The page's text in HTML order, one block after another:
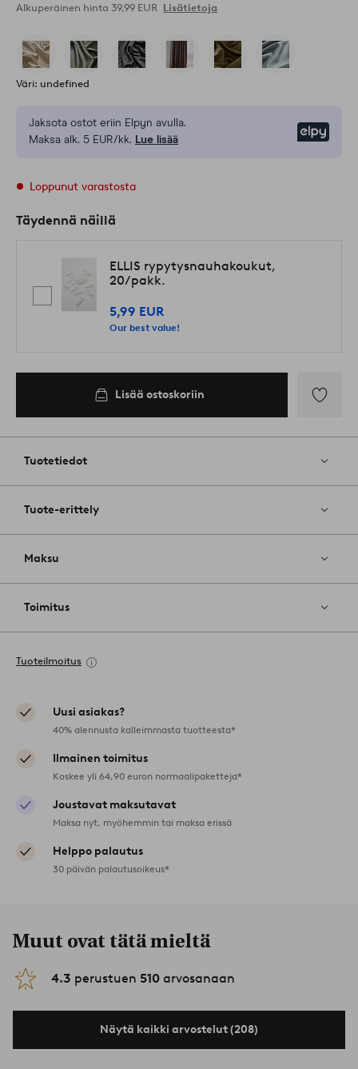
Alkuperäinen hinta 39,99 EUR Lisätietoja
Väri: undefined
Jaksota ostot eriin Elpyn avulla.
Maksa alk. 5 EUR/kk. Lue lisää
Loppunut varastosta
Täydennä näillä
ELLIS rypytysnauhakoukut,
20/pakk.
5,99 EUR
Our best value!
Lisää ostoskoriin
Tuotetiedot
Tuote-erittely
Maksu
Toimitus
Tuoteilmoitus
Uusi asiakas?
40% alennusta kalleimmasta tuotteesta*
Ilmainen toimitus
Koskee yli 64,90 euron normaalipaketteja*
Joustavat maksutavat
Maksa nyt, myöhemmin tai maksa erissä
Helppo palautus
30 päivän palautusoikeus*
Muut ovat tätä mieltä
4.3 perustuen 510 arvosanaan
Näytä kaikki arvostelut (208)